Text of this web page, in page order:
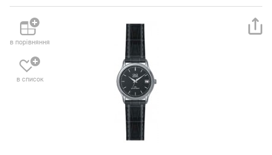
в порівняння
в список